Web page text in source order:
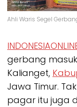
Ahli Waris Segel
gerbang masuk
Kalianget,
Jawa Timur.
pagar itu juga